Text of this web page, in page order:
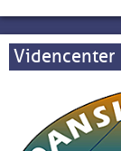
Videncenter